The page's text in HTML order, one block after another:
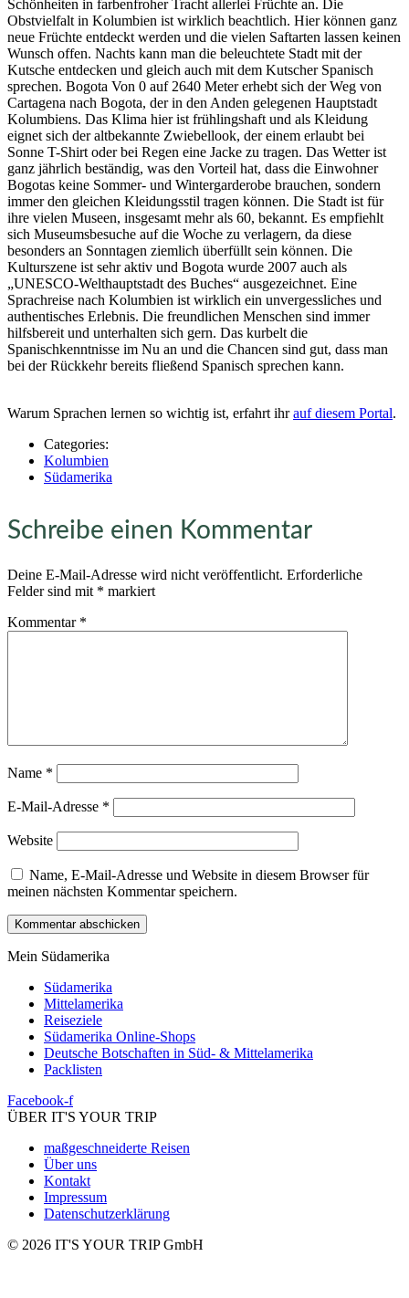
Schönheiten in farbenfroher Tracht allerlei Früchte an. Die
Obstvielfalt in Kolumbien ist wirklich beachtlich. Hier können ganz
neue Früchte entdeckt werden und die vielen Saftarten lassen keinen
Wunsch offen. Nachts kann man die beleuchtete Stadt mit der
Kutsche entdecken und gleich auch mit dem Kutscher Spanisch
sprechen. Bogota Von 0 auf 2640 Meter erhebt sich der Weg von
Cartagena nach Bogota, der in den Anden gelegenen Hauptstadt
Kolumbiens. Das Klima hier ist frühlingshaft und als Kleidung
eignet sich der altbekannte Zwiebellook, der einem erlaubt bei
Sonne T-Shirt oder bei Regen eine Jacke zu tragen. Das Wetter ist
ganz jährlich beständig, was den Vorteil hat, dass die Einwohner
Bogotas keine Sommer- und Wintergarderobe brauchen, sondern
immer den gleichen Kleidungsstil tragen können. Die Stadt ist für
ihre vielen Museen, insgesamt mehr als 60, bekannt. Es empfiehlt
sich Museumsbesuche auf die Woche zu verlagern, da diese
besonders an Sonntagen ziemlich überfüllt sein können. Die
Kulturszene ist sehr aktiv und Bogota wurde 2007 auch als
„UNESCO-Welthauptstadt des Buches“ ausgezeichnet. Eine
Sprachreise nach Kolumbien ist wirklich ein unvergessliches und
authentisches Erlebnis. Die freundlichen Menschen sind immer
hilfsbereit und unterhalten sich gern. Das kurbelt die
Spanischkenntnisse im Nu an und die Chancen sind gut, dass man
bei der Rückkehr bereits fließend Spanisch sprechen kann.
Warum Sprachen lernen so wichtig ist, erfahrt ihrauf diesem Portal.
Categories:
Kolumbien
Südamerika
Schreibe einen Kommentar
Deine E-Mail-Adresse wird nicht veröffentlicht. Erforderliche
Felder sind mit * markiert
Kommentar *
Name *
E-Mail-Adresse *
Website
Name, E-Mail-Adresse und Website in diesem Browser für
meinen nächsten Kommentar speichern.
Mein Südamerika
Südamerika
Mittelamerika
Reiseziele
Südamerika Online-Shops
Deutsche Botschaften in Süd- & Mittelamerika
Packlisten
Facebook-f
ÜBER IT'S YOUR TRIP
maßgeschneiderte Reisen
Über uns
Kontakt
Impressum
Datenschutzerklärung
© 2026 IT'S YOUR TRIP GmbH